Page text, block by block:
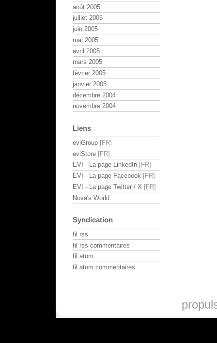
août 2005
juillet 2005
juin 2005
mai 2005
avril 2005
mars 2005
février 2005
janvier 2005
décembre 2004
novembre 2004
Liens
eviGroup
eviStore
EVI - La page LinkedIn
EVI - La page Facebook
EVI - La page Twitter / X
Nova's World
Syndication
fil rss
fil rss commentaires
fil atom
fil atom commentaires